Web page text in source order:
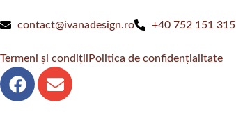
contact@ivanadesign.ro +40 752 151 315
Termeni și condiții Politica de confidențialitate